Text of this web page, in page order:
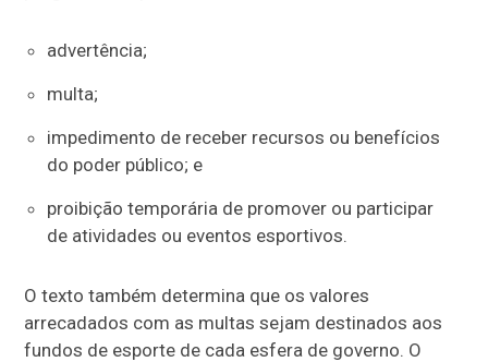
advertência;
multa;
impedimento de receber recursos ou benefícios
do poder público; e
proibição temporária de promover ou participar
de atividades ou eventos esportivos.
O texto também determina que os valores
arrecadados com as multas sejam destinados aos
fundos de esporte de cada esfera de governo. O